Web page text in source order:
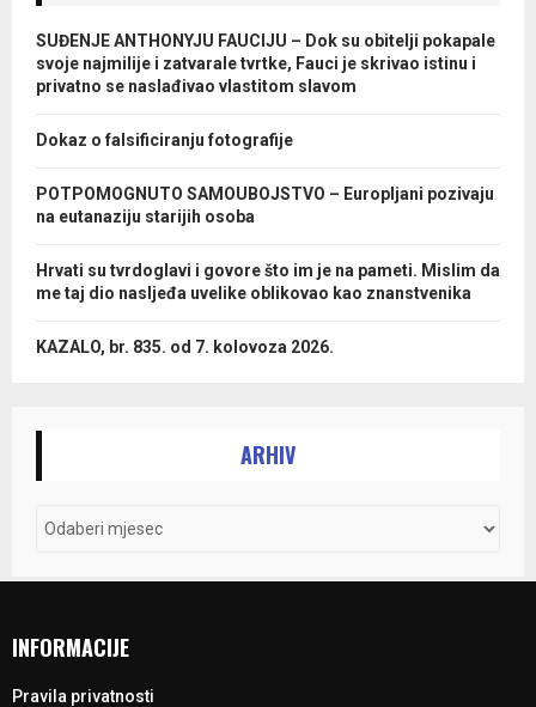
SUĐENJE ANTHONYJU FAUCIJU – Dok su obitelji pokapale
svoje najmilije i zatvarale tvrtke, Fauci je skrivao istinu i
privatno se naslađivao vlastitom slavom
Dokaz o falsificiranju fotografije
POTPOMOGNUTO SAMOUBOJSTVO – Europljani pozivaju
na eutanaziju starijih osoba
Hrvati su tvrdoglavi i govore što im je na pameti. Mislim da
me taj dio nasljeđa uvelike oblikovao kao znanstvenika
KAZALO, br. 835. od 7. kolovoza 2026.
ARHIV
INFORMACIJE
Pravila privatnosti